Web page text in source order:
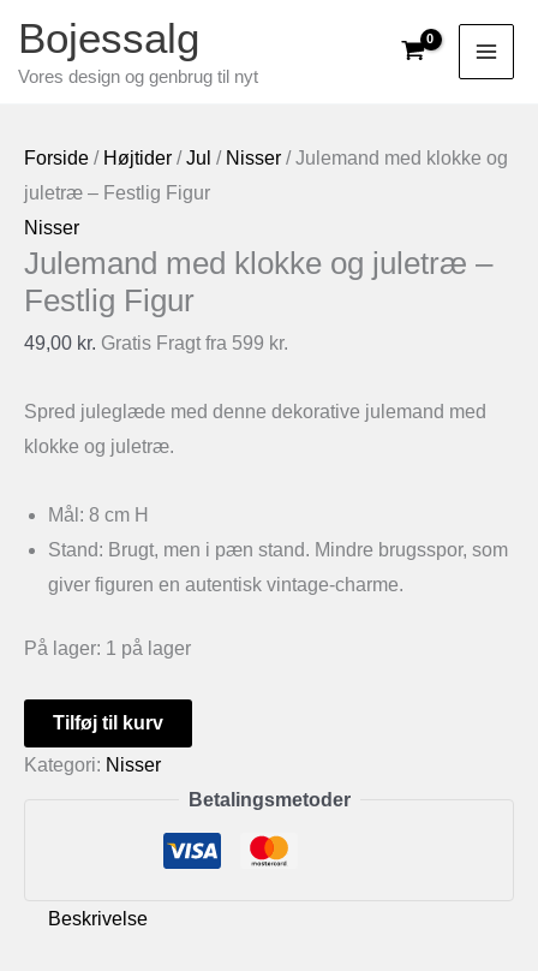
indholdet
Bojessalg
Vores design og genbrug til nyt
Forside / Højtider /Jul / Nisser / Julemand med klokke og
juletræ – Festlig Figur
Nisser
Julemand med klokke og juletræ –
Festlig Figur
49,00 kr. Gratis Fragt fra 599 kr.
Spred juleglæde med denne dekorative julemand med
klokke og juletræ.
Mål: 8 cm H
Stand: Brugt, men i pæn stand. Mindre brugsspor, som
giver figuren en autentisk vintage-charme.
På lager: 1 på lager
Julemand
med
Festlig
Tilføj til kurv
Kategori: Nisser
Betalingsmetoder
Beskrivelse